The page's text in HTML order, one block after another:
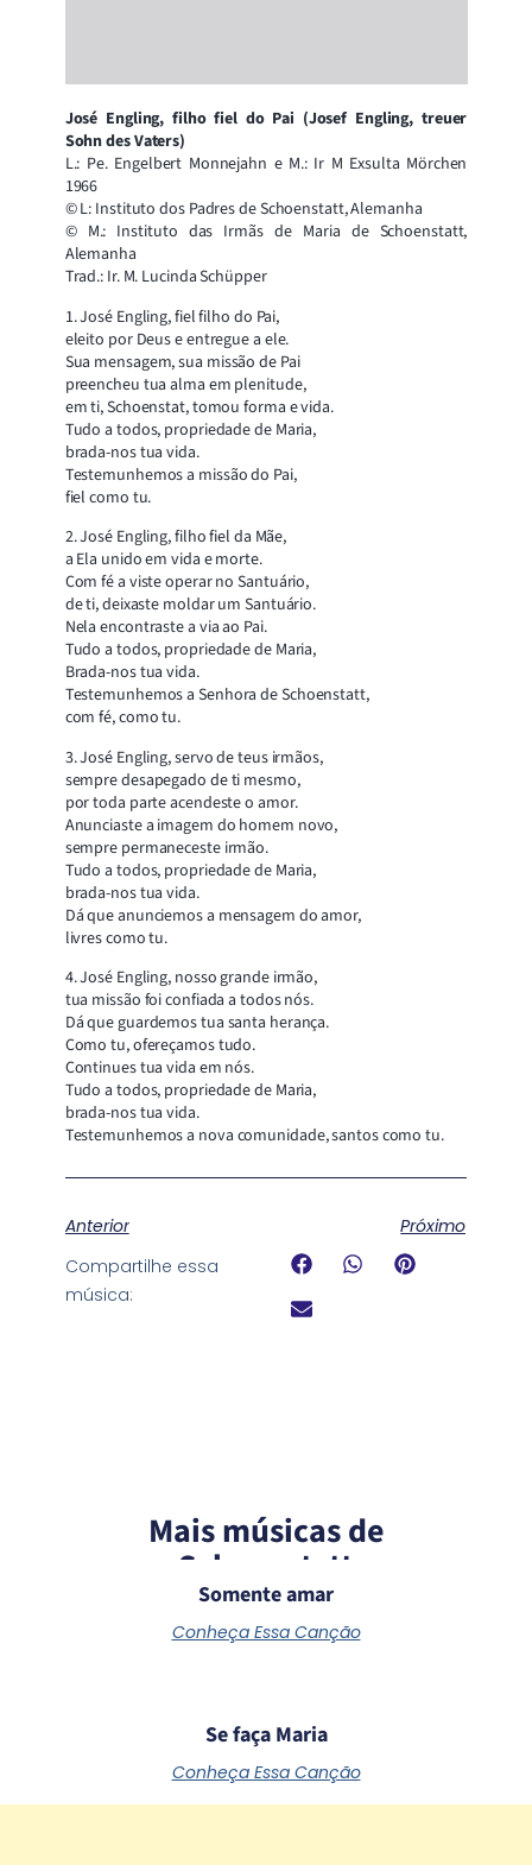
José Engling, filho fiel do Pai (Josef Engling, treuer
Sohn des Vaters)
L.: Pe. Engelbert Monnejahn e M.: Ir M Exsulta Mörchen
1966
© L: Instituto dos Padres de Schoenstatt, Alemanha
© M.: Instituto das Irmãs de Maria de Schoenstatt,
Alemanha
Trad.: Ir. M. Lucinda Schüpper
1. José Engling, fiel filho do Pai,
eleito por Deus e entregue a ele.
Sua mensagem, sua missão de Pai
preencheu tua alma em plenitude,
em ti, Schoenstat, tomou forma e vida.
Tudo a todos, propriedade de Maria,
brada-nos tua vida.
Testemunhemos a missão do Pai,
fiel como tu.
2. José Engling, filho fiel da Mãe,
a Ela unido em vida e morte.
Com fé a viste operar no Santuário,
de ti, deixaste moldar um Santuário.
Nela encontraste a via ao Pai.
Tudo a todos, propriedade de Maria,
Brada-nos tua vida.
Testemunhemos a Senhora de Schoenstatt,
com fé, como tu.
3. José Engling, servo de teus irmãos,
sempre desapegado de ti mesmo,
por toda parte acendeste o amor.
Anunciaste a imagem do homem novo,
sempre permaneceste irmão.
Tudo a todos, propriedade de Maria,
brada-nos tua vida.
Dá que anunciemos a mensagem do amor,
livres como tu.
4. José Engling, nosso grande irmão,
tua missão foi confiada a todos nós.
Dá que guardemos tua santa herança.
Como tu, ofereçamos tudo.
Continues tua vida em nós.
Tudo a todos, propriedade de Maria,
brada-nos tua vida.
Testemunhemos a nova comunidade, santos como tu.
Anterior
Próximo
Compartilhe essa
música:
Mais músicas de
Schoenstatt
Somente amar
Conheça Essa Canção
Se faça Maria
Conheça Essa Canção